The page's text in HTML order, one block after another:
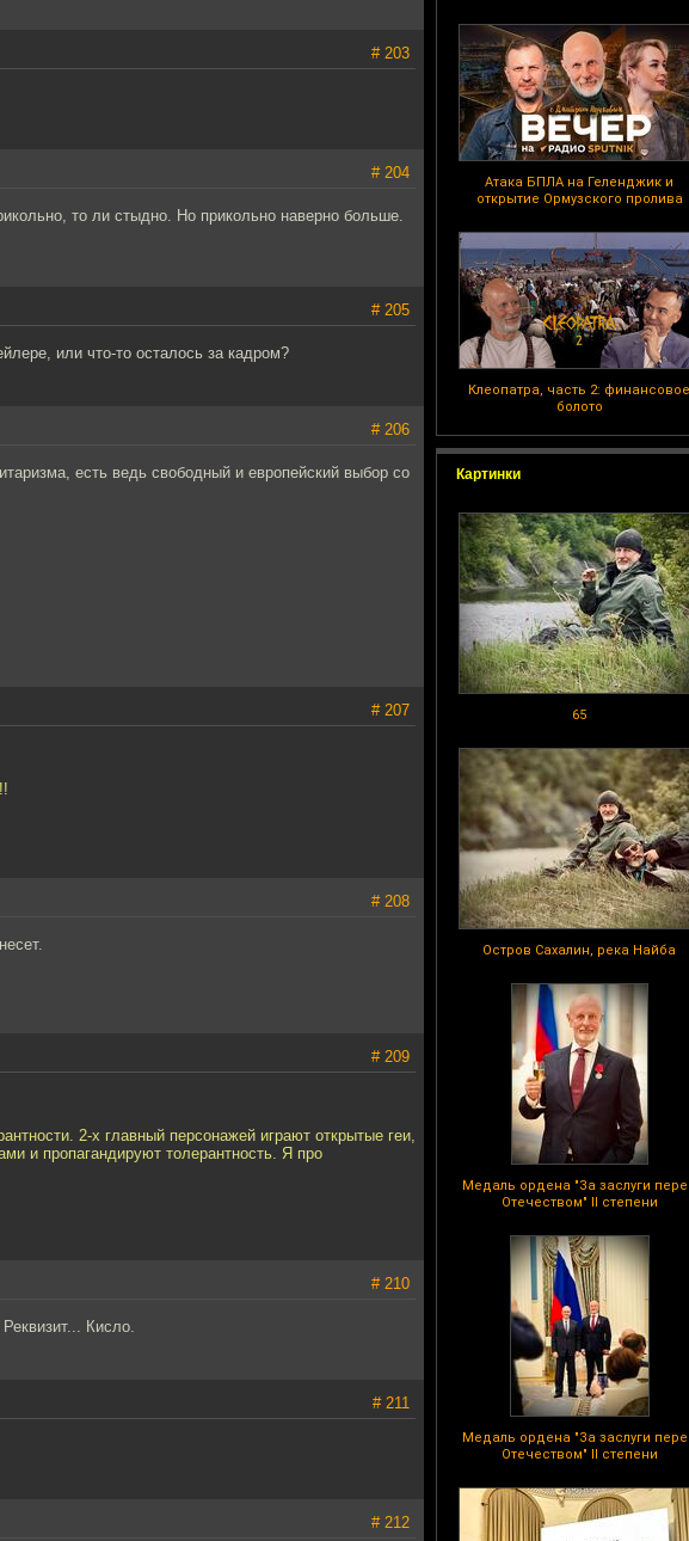
Атака БПЛА на Геленджик и
открытие Ормузского пролива
Клеопатра, часть 2: финансовое
болото
Картинки
65
Остров Сахалин, река Найба
Медаль ордена "За заслуги
Отечеством" II степени
Медаль ордена "За заслуги
Отечеством" II степени
# 203
# 204
то ли стыдно. Но прикольно наверно больше.
# 205
или что-то осталось за кадром?
# 206
есть ведь свободный и европейский выбор со
# 207
# 208
# 209
2-х главный персонажей играют открытые геи,
и пропагандируют толерантность. Я про
# 210
Кисло.
# 211
# 212